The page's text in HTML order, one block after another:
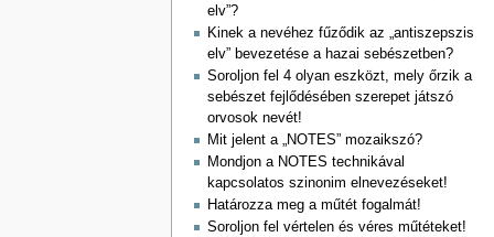
elv”?
Kinek a nevéhez fűződik az „antiszepszis
elv” bevezetése a hazai sebészetben?
Soroljon fel 4 olyan eszközt, mely őrzik a
sebészet fejlődésében szerepet játszó
orvosok nevét!
Mit jelent a „NOTES” mozaikszó?
Mondjon a NOTES technikával
kapcsolatos szinonim elnevezéseket!
Határozza meg a műtét fogalmát!
Soroljon fel vértelen és véres műtéteket!